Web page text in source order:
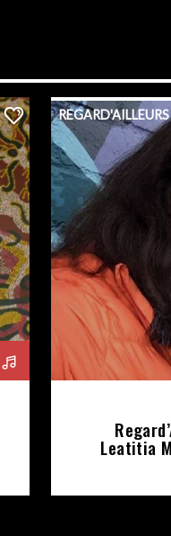
REGARD'AILLEURS
Leatitia